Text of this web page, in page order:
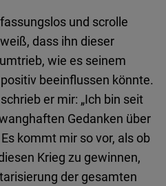
und scrolle
dass ihn dieser
wie es seinem
beeinflussen könnte.
er mir: „Ich bin seit
Gedanken über
kommt mir so vor, als ob
Krieg zu gewinnen,
der gesamten